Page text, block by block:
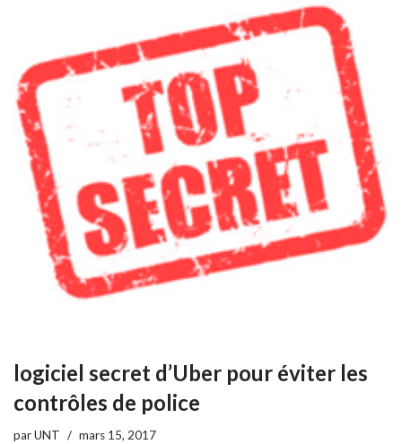
logiciel secret d’Uber pour éviter les
contrôles de police
parUNT mars 15, 2017